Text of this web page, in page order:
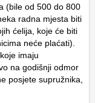
(bile od 500 do 800
radna mjesta biti
ćelija, koje će biti
neće plaćati).
imaju
na godišnji odmor
posjete supružnika,